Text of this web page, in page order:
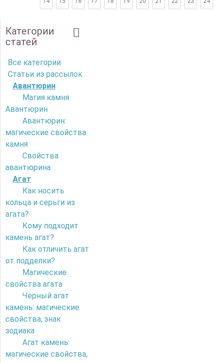
Категории
статей
Все категории
Статьи из рассылок
Авантюрин
Магия камня
Авантюрин
Авантюрин:
магические свойства
камня
Свойства
авантюрина
Агат
Как носить
кольца и серьги из
агата?
Кому подходит
камень агат?
Как отличить агат
от подделки?
Магические
свойства агата
Черный агат
камень: магические
свойства, знак
зодиака
Агат камень:
магические свойства,